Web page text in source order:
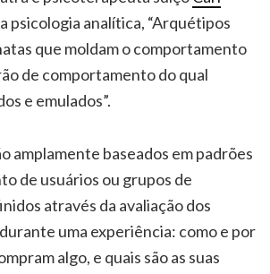
psicologia analítica, “Arquétipos
que moldam o comportamento
de comportamento do qual
e emulados”.
amplamente baseados em padrões
de usuários ou grupos de
através da avaliação dos
uma experiência: como e por
algo, e quais são as suas